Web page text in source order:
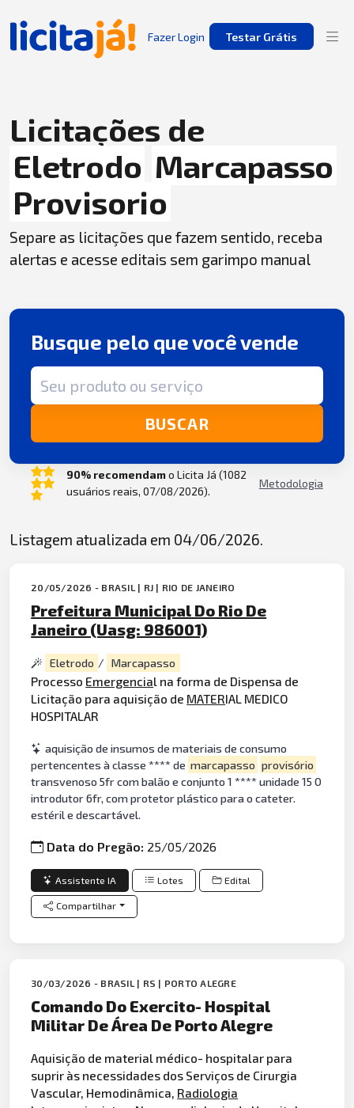
Fazer Login Testar Grátis
Licitações de
Eletrodo Marcapasso
Provisorio
Separe as licitações que fazem sentido, receba
alertas e acesse editais sem garimpo manual
Busque pelo que você vende
Termo de busca
BUSCAR
90% recomendamo Licita Já (1082
usuários reais, 07/08/2026).
Metodologia
Listagem atualizada em 04/06/2026.
20/05/2026 - BRASIL | RJ | RIO DE JANEIRO
Prefeitura Municipal Do Rio De
Janeiro (Uasg: 986001)
Eletrodo / Marcapasso
Processo Emergencial na forma de Dispensa de
Licitação para aquisição de MATERIAL MEDICO
HOSPITALAR
aquisição de insumos de materiais de consumo
pertencentes à classe **** de marcapasso provisório
transvenoso 5fr com balão e conjunto 1 **** unidade 15 0
introdutor 6fr, com protetor plástico para o cateter.
estéril e descartável.
Data do Pregão: 25/05/2026
Assistente IA Lotes Edital
Compartilhar
30/03/2026 - BRASIL | RS | PORTO ALEGRE
Comando Do Exercito- Hospital
Militar De Área De Porto Alegre
Aquisição de material médico- hospitalar para
suprir às necessidades dos Serviços de Cirurgia
Vascular, Hemodinâmica, Radiologia